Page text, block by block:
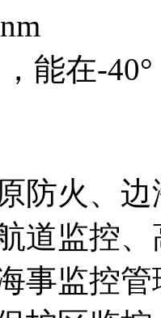
能在-
防火、
道监控
事监控